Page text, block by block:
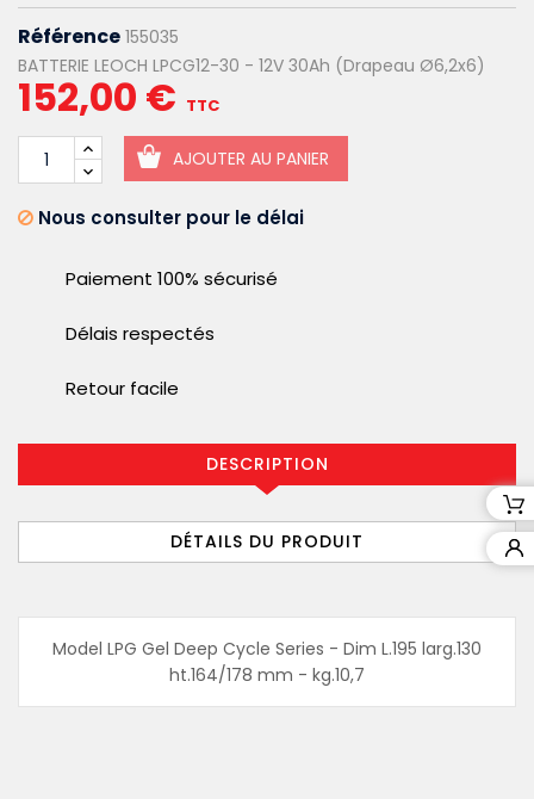
Référence 155035
BATTERIE LEOCH LPCG12-30 - 12V 30Ah (Drapeau Ø6,2x6)
152,00 € TTC
AJOUTER AU PANIER
Nous consulter pour le délai
Paiement 100% sécurisé
Délais respectés
Retour facile
DESCRIPTION
DÉTAILS DU PRODUIT
Model LPG Gel Deep Cycle Series - Dim L.195 larg.130
ht.164/178 mm - kg.10,7